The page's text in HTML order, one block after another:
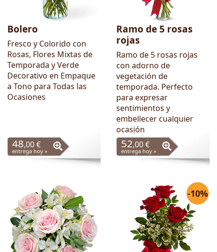
Bolero
Fresco y Colorido con
Rosas, Flores Mixtas de
Temporada y Verde
Decorativo en Empaque
a Tono para Todas las
Ocasiones
48,00 €
entrega hoy »
Ramo de 5 rosas
rojas
Ramo de 5 rosas rojas
con adorno de
vegetación de
temporada. Perfecto
para expresar
sentimientos y
embellecer cualquier
ocasión
52,00 €
entrega hoy »
-10%